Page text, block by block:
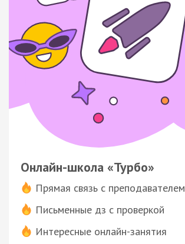
Онлайн-школа «Турбо»
Прямая связь с преподавателем
Письменные дз с проверкой
Интересные онлайн-занятия